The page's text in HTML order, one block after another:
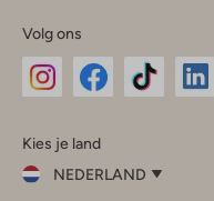
Volg ons
InstagramFacebook
Kies je land
NEDERLAND